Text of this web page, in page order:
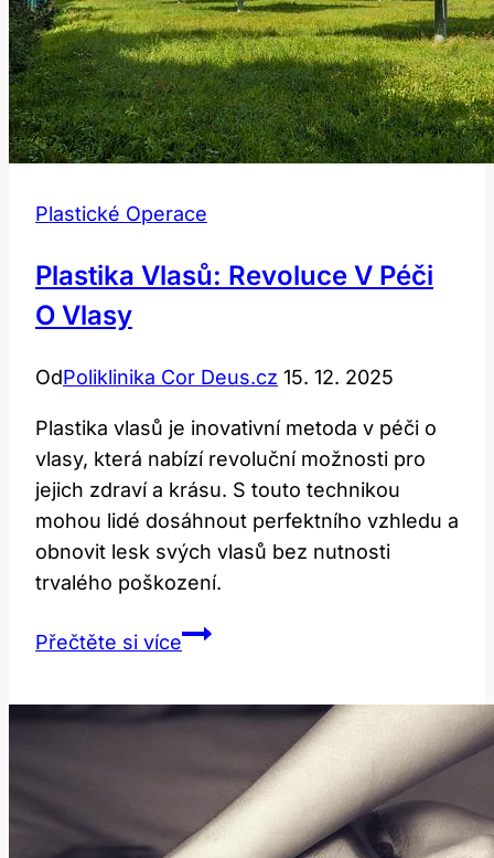
Plastické Operace
Plastika Vlasů: Revoluce V Péči
O Vlasy
OdPoliklinika Cor Deus.cz 15. 12. 2025
Plastika vlasů je inovativní metoda v péči o
vlasy, která nabízí revoluční možnosti pro
jejich zdraví a krásu. S touto technikou
mohou lidé dosáhnout perfektního vzhledu a
obnovit lesk svých vlasů bez nutnosti
trvalého poškození.
Přečtěte si vícePlastika
v
vlasy